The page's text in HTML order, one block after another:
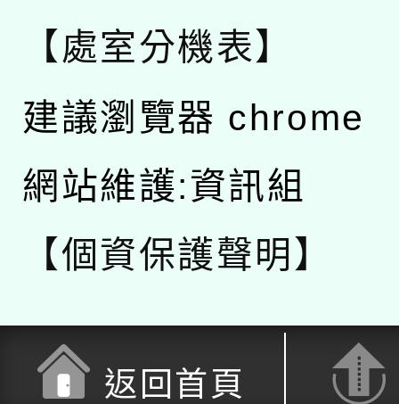
【處室分機表】
建議瀏覽器 chrome
網站維護:資訊組
【個資保護聲明】
返回首頁